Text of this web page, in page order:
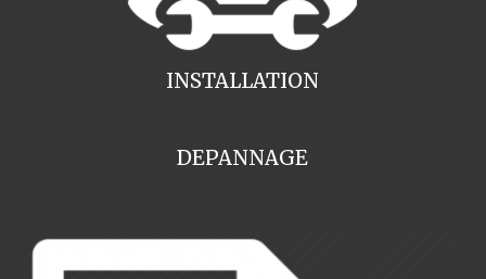
INSTALLATION
DEPANNAGE